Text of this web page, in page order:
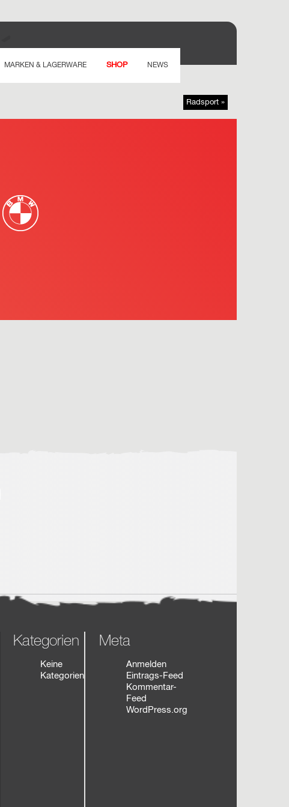
MARKEN & LAGERWARE SHOP NEWS
Radsport »
Kategorien
Keine
Kategorien
Meta
Anmelden
Eintrags-Feed
Kommentar-
Feed
WordPress.org